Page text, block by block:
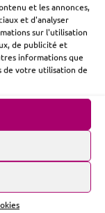
et les annonces,
et d'analyser
sur l'utilisation
de publicité et
informations que
de votre utilisation de